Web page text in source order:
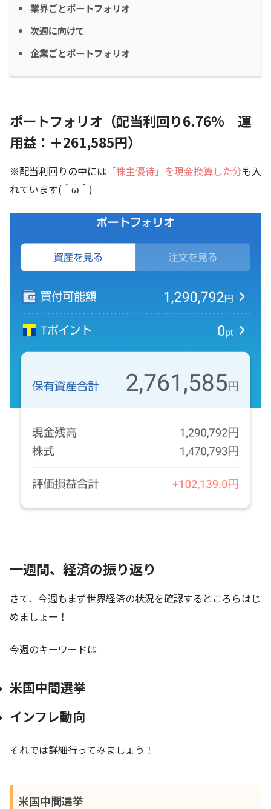
業界ごとポートフォリオ
次週に向けて
企業ごとポートフォリオ
ポートフォリオ（配当利回り6.76% 運
用益：＋261,585円）
※配当利回りの中には 「株主優待」を現金換算した分も入
れています(＾ω＾)
一週間、経済の振り返り
さて、今週もまず世界経済の状況を確認するところらはじ
めましょー！
今週のキーワードは
米国中間選挙
インフレ動向
それでは詳細行ってみましょう！
米国中間選挙